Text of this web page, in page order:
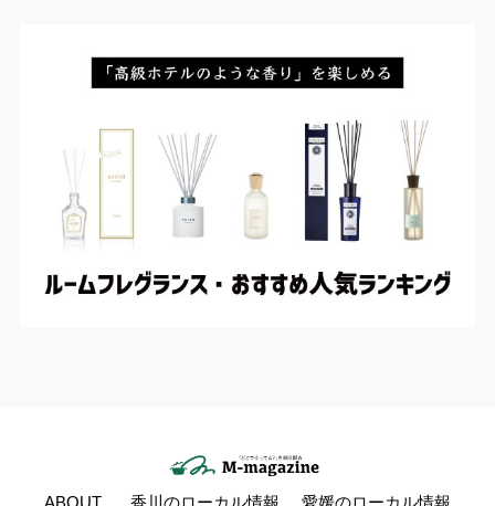
ABOUT 香川のローカル情報 愛媛のローカル情報